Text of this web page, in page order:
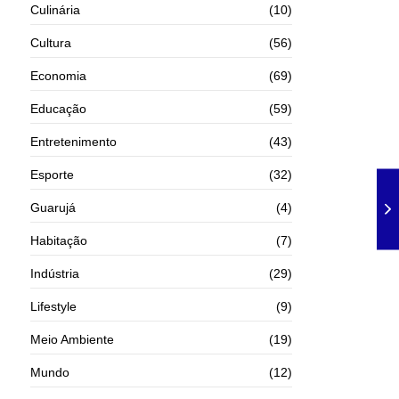
Culinária (10)
Cultura (56)
Economia (69)
Educação (59)
Entretenimento (43)
Esporte (32)
Guarujá (4)
Habitação (7)
Indústria (29)
Lifestyle (9)
Meio Ambiente (19)
Mundo (12)